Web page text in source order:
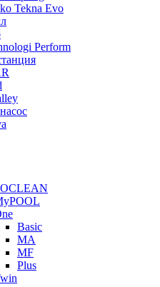
Tekna Evo
Perform
Basic
MA
MF
Plus